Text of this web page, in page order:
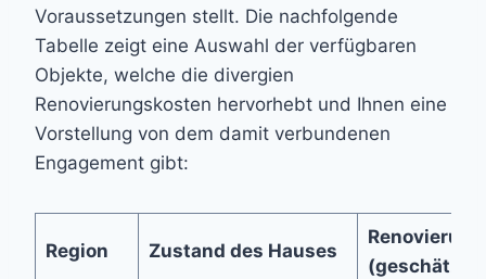
Voraussetzungen stellt. Die nachfolgende
Tabelle zeigt eine Auswahl der verfügbaren
Objekte, welche die divergien
Renovierungskosten hervorhebt und Ihnen eine
Vorstellung von dem damit verbundenen
Engagement gibt:
Region Zustand des Hauses
(geschätzt)